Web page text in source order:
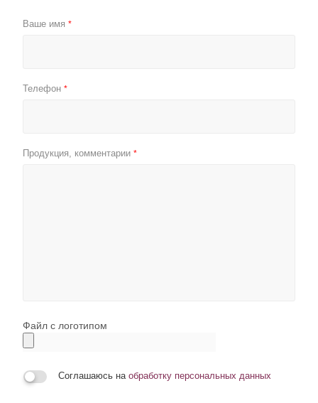
Ваше имя *
Телефон *
Продукция, комментарии *
Файл с логотипом
Соглашаюсь на обработку персональных данных